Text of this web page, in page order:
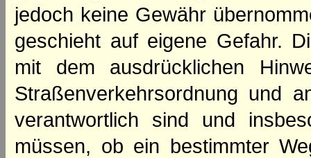
jedoch keine Gewähr
geschieht auf eigene Gefahr.
mit dem ausdrücklichen
Straßenverkehrsordnung und
verantwortlich sind und
müssen, ob ein bestimmter